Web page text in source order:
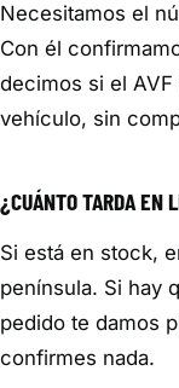
Necesitamos el
Con él
decimos si el AVF
vehículo, sin
¿CUÁNTO TARDA EN
Si está en stock,
península. Si hay
pedido te damos
confirmes nada.